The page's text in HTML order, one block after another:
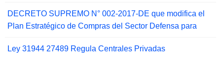
DECRETO SUPREMO N° 002-2017-DE que modifica el
Plan Estratégico de Compras del Sector Defensa para
Ley 31944 27489 Regula Centrales Privadas